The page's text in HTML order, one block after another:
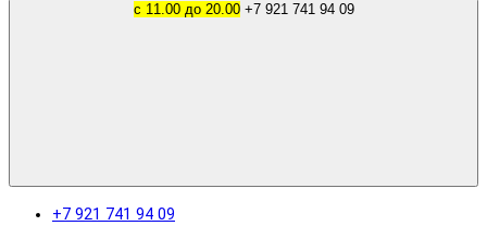
с 11.00 до 20.00 +7 921 741 94 09
+7 921 741 94 09